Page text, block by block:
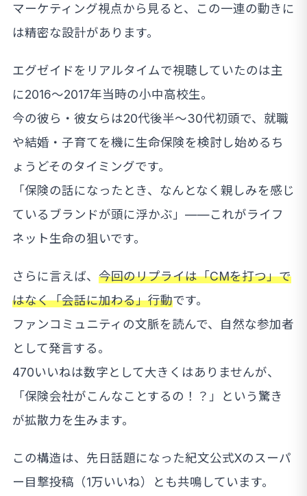
マーケティング視点から見ると、この一連の動きに
は精密な設計があります。
エグゼイドをリアルタイムで視聴していたのは主
に2016〜2017年当時の小中高校生。
今の彼ら・彼女らは20代後半〜30代初頭で、就職
や結婚・子育てを機に生命保険を検討し始めるち
ょうどそのタイミングです。
「保険の話になったとき、なんとなく親しみを感じ
ているブランドが頭に浮かぶ」——これがライフ
ネット生命の狙いです。
さらに言えば、 今回のリプライは「CMを打つ」で
はなく「会話に加わる」行動です。
ファンコミュニティの文脈を読んで、自然な参加者
として発言する。
470いいねは数字として大きくはありませんが、
「保険会社がこんなことするの！？」という驚き
が拡散力を生みます。
この構造は、先日話題になった紀文公式Xのスーパ
ー目撃投稿（1万いいね）とも共鳴しています。